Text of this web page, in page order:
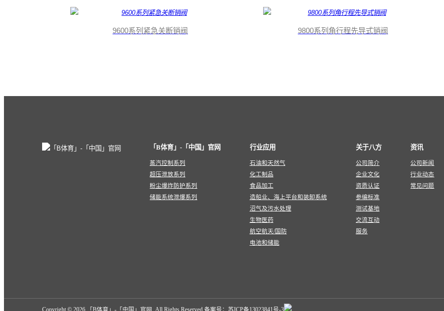
9600系列紧急关断销阀 9800系列角行程先导式销阀
「B体育」-「中国」官网
蒸汽控制系列
超压泄放系列
粉尘爆炸防护系列
储能系统泄爆系列
行业应用
石油和天然气
化工制品
食品加工
造船业、海上平台和装卸系统
沼气及污水处理
生物医药
航空航天/国防
电池和储能
关于八方
公司简介
企业文化
资质认证
参编标准
测试基地
交流互动
服务
资讯
公司新闻
行业动态
常见问题
Copyright © 2026 「B体育」-「中国」官网. All Rights Reserved 备案号： 苏ICP备13023841号-3